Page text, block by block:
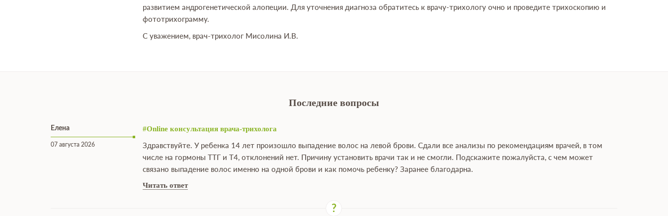
развитием андрогенетической алопеции. Для уточнения диагноза обратитесь к врачу-трихологу очно и проведите трихоскопию и
фототрихограмму.
С уважением, врач-трихолог Мисолина И.В.
Последние вопросы
Елена
07 августа 2026
#Online консультация врача-трихолога
Здравствуйте. У ребенка 14 лет произошло выпадение волос на левой брови. Сдали все анализы по рекомендациям врачей, в том
числе на гормоны ТТГ и Т4, отклонений нет. Причину установить врачи так и не смогли. Подскажите пожалуйста, с чем может
связано выпадение волос именно на одной брови и как помочь ребенку? Заранее благодарна.
Читать ответ